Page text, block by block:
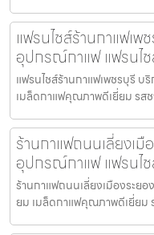
แฟรนไชส์ร้านกาแฟเพ
อุปกรณ์กาแฟ แฟรนไ
แฟรนไชส์ร้านกาแฟเพชรบุรี บ
เมล็ดกาแฟคุณภาพดีเยี่ยม รส
ร้านกาแฟถนนเลี่ยงเมื
อุปกรณ์กาแฟ แฟรนไ
ร้านกาแฟถนนเลี่ยงเมืองระย
ยม เมล็ดกาแฟคุณภาพดีเยี่ยม